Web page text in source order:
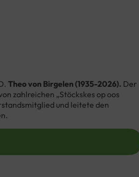
Theo von Birgelen (1935-2026). Der
zahlreichen „Stöckskes op oos
und leitete den